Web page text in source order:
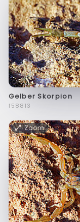
Gelber Skorpion
f58813
Zoom